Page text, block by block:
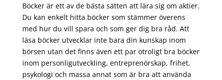
Böcker är ett av de bästa sätten att lära sig om aktier.
Du kan enkelt hitta böcker som stämmer överens
med hur du vill spara och som ger dig bra råd. Att
läsa böcker utvecklar inte bara din kunskap inom
börsen utan det finns även ett par otroligt bra böcker
inom personligutveckling, entreprenörskap, frihet,
psykologi och massa annat som är bra att använda